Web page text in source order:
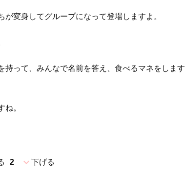
変身してグループになって登場しますよ。
って、みんなで名前を答え、食べるマネをします
。
2 expand_more下げる